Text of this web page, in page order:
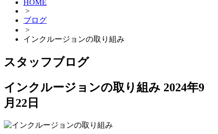
HOME
>
ブログ
>
インクルージョンの取り組み
スタッフブログ
インクルージョンの取り組み 2024年9
月22日